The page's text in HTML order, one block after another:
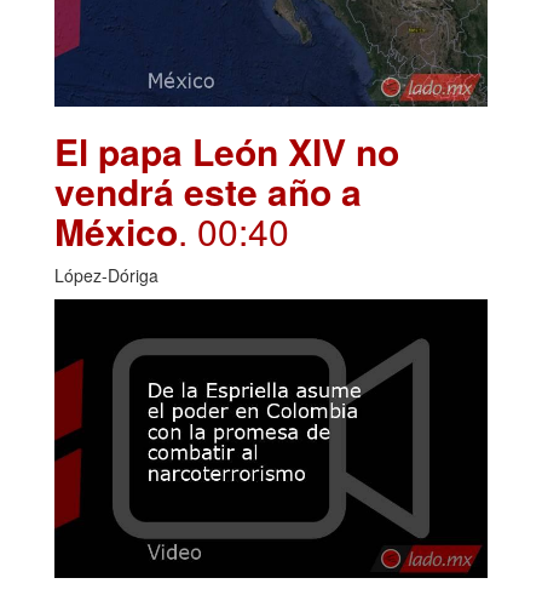
El papa León XIV no
vendrá este año a
México. 00:40
López-Dóriga